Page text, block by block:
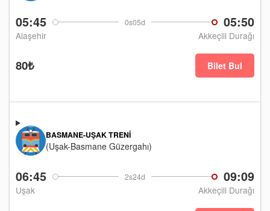
05:45 0s05d 05:50
Alaşehir Akkeçili Durağı
80₺ Bilet Bul
06:45 2s24d 09:09
Uşak Akkeçili Durağı
BASMANE-UŞAK TRENI
(Uşak-Basmane Güzergahı)